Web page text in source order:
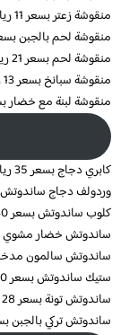
منقوشة زعتر بسعر 11 ريال سعودي
منقوشة لحم بالجبن بسعر 30 ريال
منقوشة لحم بسعر 21 ريال سعودي
منقوشة سبانخ بسعر 13 ريال سعودي
منقوشة لبنة مع خضار بسعر 16
كابري دجاج بسعر 35 ريال سعودي
وردولف دجاج ساندوتش بسعر 30
كلوب ساندوتش بسعر 40 ريال سعودي
ساندوتش خضار مشوي مع
ساندوتش سالمون مدخن مع
ستيك ساندوتش بسعر 40 ريال سعودي
ساندوتش تونة بسعر 28 ريال سعودي
ساندوتش تركي بالجبن بسعر 40